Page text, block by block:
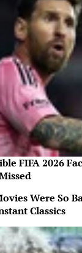
FIFA 2026
Were So
Classics